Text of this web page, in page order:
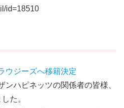
id=18510
ウジーズへ移籍決定
ンハピネッツの関係者の皆様、
た。